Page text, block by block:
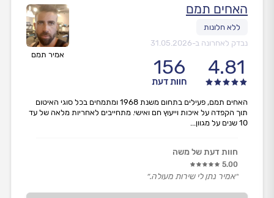
אמיר תמם
האחים תמם
נבדק לאחרונה ב-31.05.2026
4.81
156
חוות דעת
האחים תמם, פעילים בתחום משנת 1968 ומתמחים בכל סוגי האיטום
תוך הקפדה על איכות וייעוץ חם ואישי. מתחייבים לאחריות מלאה של עד
10 שנים על מגוון...
חוות דעת של משה
5.00
״אמיר נתן לי שירות מעולה.״